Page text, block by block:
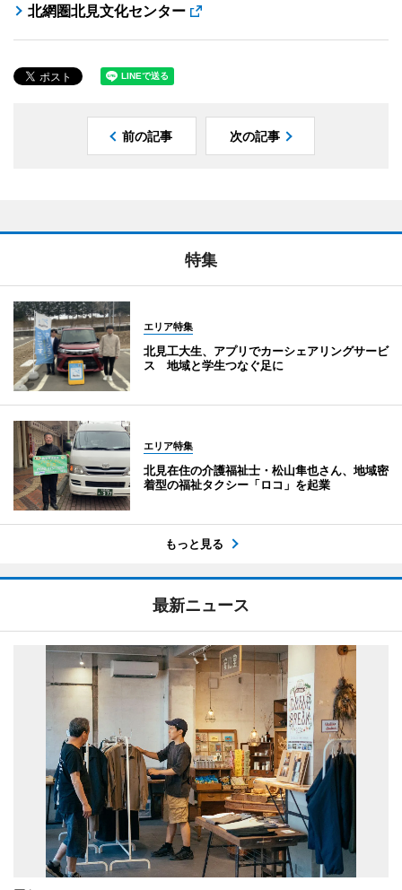
北網圏北見文化センター
前の記事 次の記事
特集
エリア特集
北見工大生、アプリでカーシェアリングサービ
ス 地域と学生つなぐ足に
エリア特集
北見在住の介護福祉士・松山隼也さん、地域密
着型の福祉タクシー「ロコ」を起業
もっと見る
最新ニュース